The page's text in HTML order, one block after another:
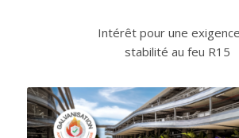
Intérêt pour une
stabilité au feu R15